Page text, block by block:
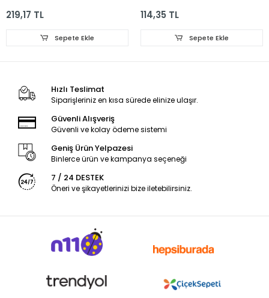
IP65
219,17 TL
Sepete Ekle
114,35 TL
Sepete Ekle
Hızlı Teslimat
Siparişleriniz en kısa sürede elinize ulaşır.
Güvenli Alışveriş
Güvenli ve kolay ödeme sistemi
Geniş Ürün Yelpazesi
Binlerce ürün ve kampanya seçeneği
7 / 24 DESTEK
Öneri ve şikayetlerinizi bize iletebilirsiniz.